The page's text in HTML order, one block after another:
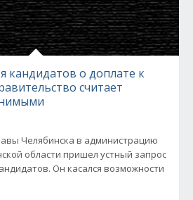
кандидатов о доплате к
считает
Челябинска в администрацию
области пришел устный запрос
Он касался возможности